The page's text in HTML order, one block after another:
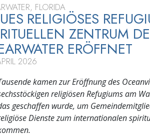
FLORIDA
RELIGIÖSES
ZENTRUM
ERÖFFNET
2026
kamen zur Eröffnung des
religiösen Refugiums am
geschaffen wurde, um
Dienste zum internationalen